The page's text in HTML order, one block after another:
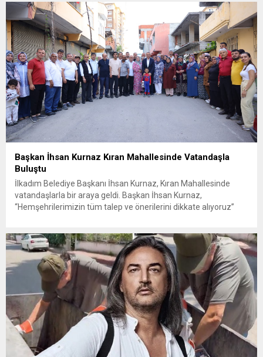
Başkan İhsan Kurnaz Kıran Mahallesinde Vatandaşla
Buluştu
İlkadım Belediye Başkanı İhsan Kurnaz, Kıran Mahallesinde
vatandaşlarla bir araya geldi. Başkan İhsan Kurnaz,
“Hemşehrilerimizin tüm talep ve önerilerini dikkate alıyoruz”
sohbet eden, onların talep ve önerileri dinleyen Başkan İhsan
Kurnaz, gelen taleplerin çözümü için...